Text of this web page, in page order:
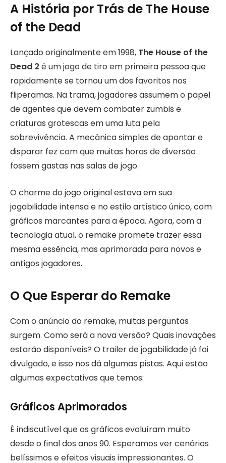
A História por Trás de The House
of the Dead
Lançado originalmente em 1998, The House of the
Dead 2 é um jogo de tiro em primeira pessoa que
rapidamente se tornou um dos favoritos nos
fliperamas. Na trama, jogadores assumem o papel
de agentes que devem combater zumbis e
criaturas grotescas em uma luta pela
sobrevivência. A mecânica simples de apontar e
disparar fez com que muitas horas de diversão
fossem gastas nas salas de jogo.
O charme do jogo original estava em sua
jogabilidade intensa e no estilo artístico único, com
gráficos marcantes para a época. Agora, com a
tecnologia atual, o remake promete trazer essa
mesma essência, mas aprimorada para novos e
antigos jogadores.
O Que Esperar do Remake
Com o anúncio do remake, muitas perguntas
surgem. Como será a nova versão? Quais inovações
estarão disponíveis? O trailer de jogabilidade já foi
divulgado, e isso nos dá algumas pistas. Aqui estão
algumas expectativas que temos:
Gráficos Aprimorados
É indiscutível que os gráficos evoluíram muito
desde o final dos anos 90. Esperamos ver cenários
belíssimos e efeitos visuais impressionantes. O